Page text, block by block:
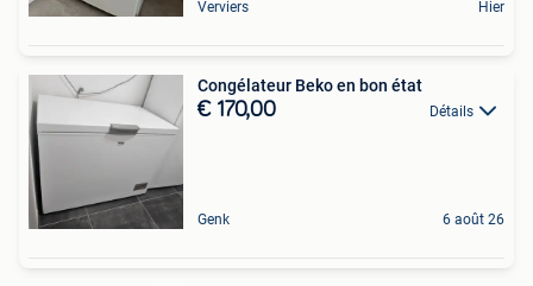
Verviers Hier
Congélateur Beko en bon état
€ 170,00 Détails
Genk 6 août 26